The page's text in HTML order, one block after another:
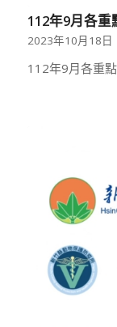
112年9月各
2023年10月18日
112年9月各重